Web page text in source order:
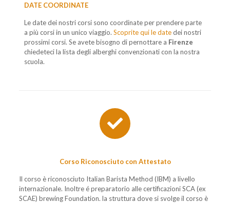
DATE COORDINATE
Le date dei nostri corsi sono coordinate per prendere parte
a più corsi in un unico viaggio. Scoprite qui le datedei nostri
prossimi corsi. Se avete bisogno di pernottare a Firenze
chiedeteci la lista degli alberghi convenzionati con la nostra
scuola.
Corso Riconosciuto con Attestato
Il corso è riconosciuto Italian Barista Method (IBM) a livello
internazionale. Inoltre é preparatorio alle certificazioni SCA (ex
SCAE) brewing Foundation. la struttura dove si svolge il corso è